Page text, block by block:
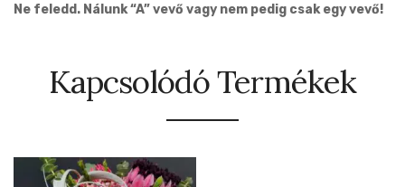
Ne feledd. Nálunk “A” vevő vagy nem pedig csak egy vevő!
Kapcsolódó Termékek